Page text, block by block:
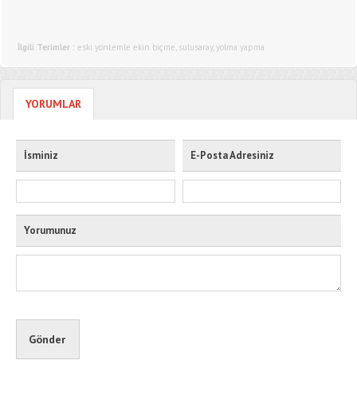
İlgili Terimler : eski yöntemle ekin biçme, sulusaray,yolma yapma
YORUMLAR
İsminiz E-Posta Adresiniz
Yorumunuz